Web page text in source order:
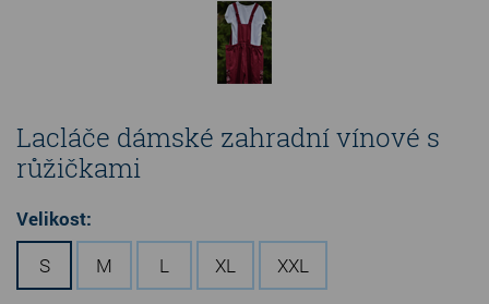
Lacláče dámské zahradní vínové s
růžičkami
Velikost:
S
M L XL XXL